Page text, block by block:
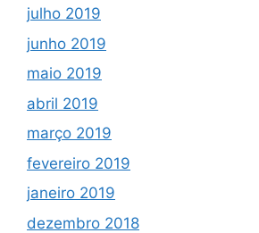
julho 2019
junho 2019
maio 2019
abril 2019
março 2019
fevereiro 2019
janeiro 2019
dezembro 2018